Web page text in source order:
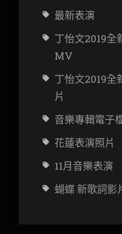
最新表演
丁怡文2019全
MV
丁怡文2019全
片
音樂專輯電子
花蓮表演照片
11月音樂表演
蝴蝶 新歌詞影